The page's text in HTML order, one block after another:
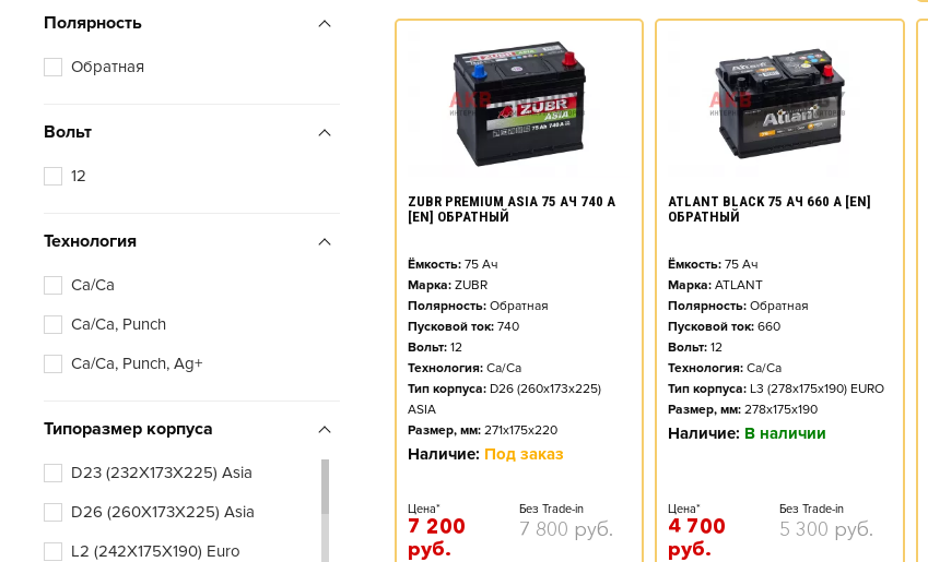
Полярность
Обратная
Вольт
12
Технология
Ca/Ca
Ca/Ca, Punch
Ca/Ca, Punch, Ag+
Типоразмер корпуса
D23 (232X173X225) Asia
D26 (260X173X225) Asia
L2 (242X175X190) Euro
ZUBR PREMIUM ASIA 75 АЧ 740 А
[EN] ОБРАТНЫЙ
Ёмкость: 75 Ач
Марка: ZUBR
Полярность: Обратная
Пусковой ток: 740
Вольт: 12
Технология: Ca/Ca
Тип корпуса: D26 (260x173x225)
ASIA
Размер, мм: 271x175x220
Наличие: Под заказ
Цена*
7 200
руб.
Без Trade-in
7 800 руб.
ATLANT BLACK 75 АЧ 660 А [EN]
ОБРАТНЫЙ
Ёмкость: 75 Ач
Марка: ATLANT
Полярность: Обратная
Пусковой ток: 660
Вольт: 12
Технология: Ca/Ca
Тип корпуса: L3 (278x175x190) EURO
Размер, мм: 278x175x190
Наличие: В наличии
Цена*
4 700
руб.
Без Trade-in
5 300 руб.